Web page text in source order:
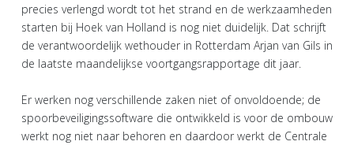
precies verlengd wordt tot het strand en de werkzaamheden
starten bij Hoek van Holland is nog niet duidelijk. Dat schrijft
de verantwoordelijk wethouder in Rotterdam Arjan van Gils in
de laatste maandelijkse voortgangsrapportage dit jaar.
Er werken nog verschillende zaken niet of onvoldoende; de
spoorbeveiligingssoftware die ontwikkeld is voor de ombouw
werkt nog niet naar behoren en daardoor werkt de Centrale